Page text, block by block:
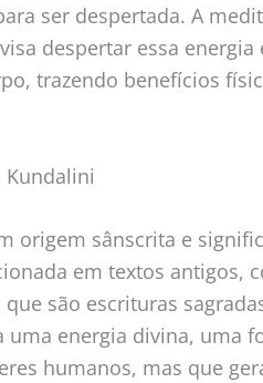
ser despertada. A
despertar essa
trazendo benefícios
Kundalini
origem sânscrita e
em textos antigos,
que são escrituras
uma energia divina, uma
humanos, mas que